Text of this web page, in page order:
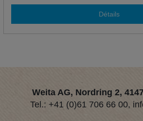
Détails
Weita AG, Nordring 2,
Tel.: +41 (0)61 706 66 00,